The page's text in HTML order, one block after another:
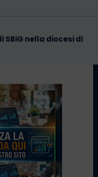
SBiG nella diocesi di